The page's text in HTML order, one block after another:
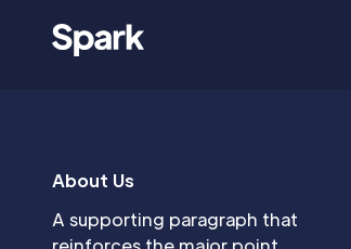
About Us
A supporting paragraph that